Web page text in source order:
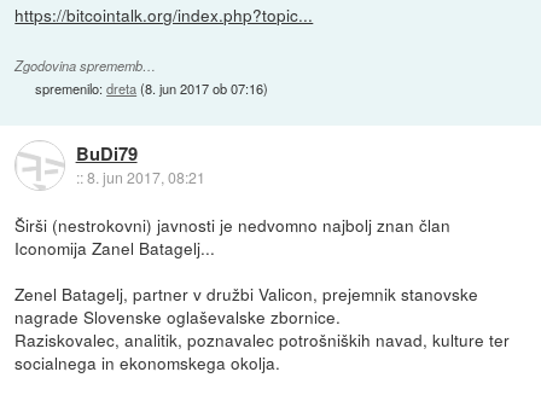
https://bitcointalk.org/index.php?topic...
Zgodovina sprememb…
spremenilo:dreta(8. jun 2017 ob 07:16)
BuDi79
::8. jun 2017, 08:21
Širši (nestrokovni) javnosti je nedvomno najbolj znan član
Iconomija Zanel Batagelj...
Zenel Batagelj, partner v družbi Valicon, prejemnik stanovske
nagrade Slovenske oglaševalske zbornice.
Raziskovalec, analitik, poznavalec potrošniških navad, kulture ter
socialnega in ekonomskega okolja.